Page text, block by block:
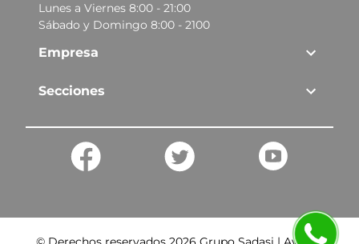
Lunes a Viernes 8:00 - 21:00
Sábado y Domingo 8:00 - 2100
Empresa
Secciones